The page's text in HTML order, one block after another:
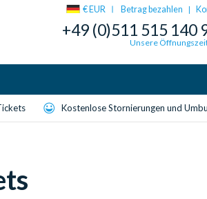
€ EUR Betrag bezahlen |
+49 (0)511 515 140
Unsere
Kostenlose Stornierungen und